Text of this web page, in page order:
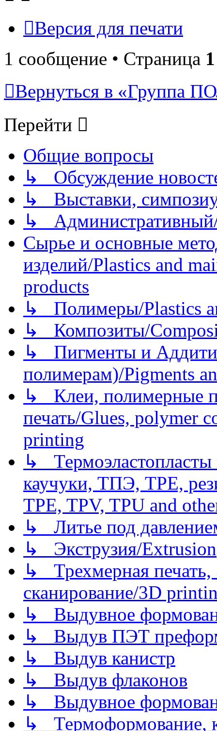
Версия для печати
1 сообщение • Страница 1
Вернуться в «Группа
Перейти
Общие вопросы
↳ Обсуждение
↳ Выставки,
↳
Сырье и основные
изделий/Plastics and
products
↳ Полимеры/Plastics
↳ Композиты/
↳ Пигменты и
полимерам)/Pigments
↳ Клеи, полимерные
печать/Glues, polymer
printing
↳
каучуки, ТПЭ, TPE,
TPE, TPV, TPU and
↳ Литье под
↳ Экструзия/Extrusion
↳ Трехмерная
сканирование/3D
↳ Выдувное
↳ Выдув ПЭТ
↳ Выдув канистр
↳ Выдув флаконов
↳ Выдувное
↳ Термоформование,